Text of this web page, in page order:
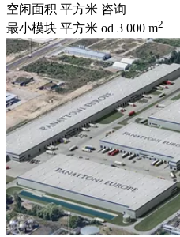
空闲面积 平方米 咨询
最小模块 平方米 od 3 000 m2